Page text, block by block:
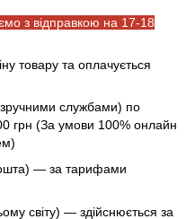
з відправкою на 17-18
товару та оплачується
службами) по
грн (За умови 100% онлайн
— за тарифами
світу) — здійснюється за